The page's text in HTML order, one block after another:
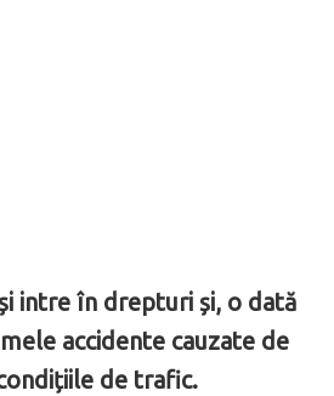
intre în drepturi și, o dată
accidente cauzate de
de trafic.